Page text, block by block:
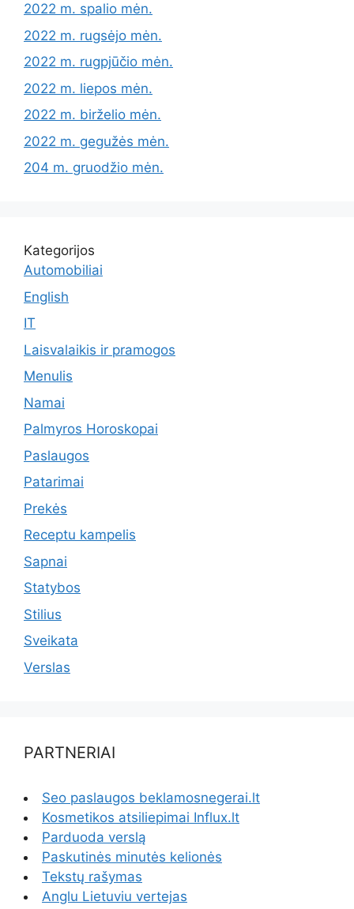
2022 m. spalio mėn.
2022 m. rugsėjo mėn.
2022 m. rugpjūčio mėn.
2022 m. liepos mėn.
2022 m. birželio mėn.
2022 m. gegužės mėn.
204 m. gruodžio mėn.
Kategorijos
Automobiliai
English
IT
Laisvalaikis ir pramogos
Menulis
Namai
Palmyros Horoskopai
Paslaugos
Patarimai
Prekės
Receptu kampelis
Sapnai
Statybos
Stilius
Sveikata
Verslas
PARTNERIAI
Seo paslaugos beklamosnegerai.lt
Kosmetikos atsiliepimai Influx.lt
Parduoda verslą
Paskutinės minutės kelionės
Tekstų rašymas
Anglu Lietuviu vertejas